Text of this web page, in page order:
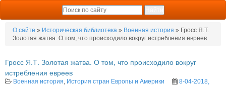
О сайте » Историческая библиотека » Военная история » Гросс Я.Т.
Золотая жатва. О том, что происходило вокруг истребления евреев
Гросс Я.Т. Золотая жатва. О том, что происходило вокруг
истребления евреев
Военная история История стран Европы и Америки
8-04-2018,